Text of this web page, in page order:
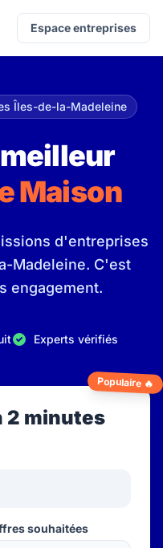
Espace entreprises
Îles-de-la-Madeleine
Maison
d'entreprises
Madeleine. C'est
engagement.
Experts vérifiés
Populaire 🔥
2 minutes
souhaitées